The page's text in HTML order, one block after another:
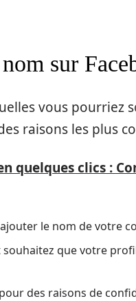
sur
vous pourriez
raisons les plus
quelques clics :
le nom de votre
que votre
des raisons de